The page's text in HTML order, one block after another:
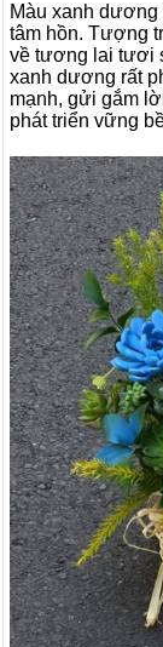
Màu xanh dương
tâm hồn. Tượng
về tương lai tươi
xanh dương rất
mạnh, gửi gắm
phát triển vững